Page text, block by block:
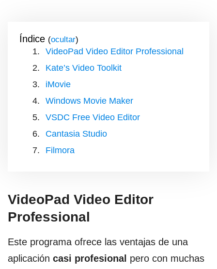
Índice ( )
VideoPad Video Editor Professional
Kate’s Video Toolkit
iMovie
Windows Movie Maker
VSDC Free Video Editor
Cantasia Studio
Filmora
VideoPad Video Editor
Professional
Este programa ofrece las ventajas de una
aplicación casi profesional pero con muchas